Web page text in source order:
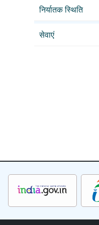
निर्यातक स्थिति
सेवाएं